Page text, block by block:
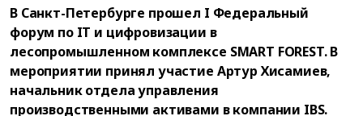
В Санкт-Петербурге прошел I Федеральный
форум по IT и цифровизации в
лесопромышленном комплексе SMART FOREST. В
мероприятии принял участие Артур Хисамиев,
начальник отдела управления
производственными активами в компании IBS.